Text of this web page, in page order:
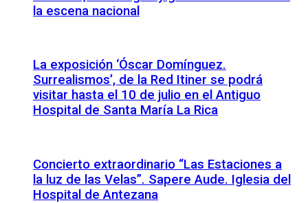
la escena nacional
La exposición ‘Óscar Domínguez.
Surrealismos’, de la Red Itiner se podrá
visitar hasta el 10 de julio en el Antiguo
Hospital de Santa María La Rica
Concierto extraordinario “Las Estaciones a
la luz de las Velas”. Sapere Aude. Iglesia del
Hospital de Antezana